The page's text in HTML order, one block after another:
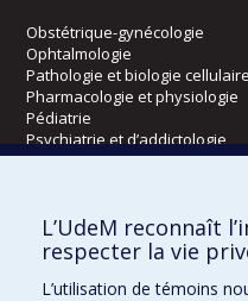
Obstétrique-gynécologie
Ophtalmologie
Pathologie et biologie cellulaire
Pharmacologie et physiologie
Pédiatrie
Psychiatrie et d’addictologie
Radiologie, radio-oncologie et
Écoles
L’UdeM reconnaît
respecter la vie
L’utilisation de témoins